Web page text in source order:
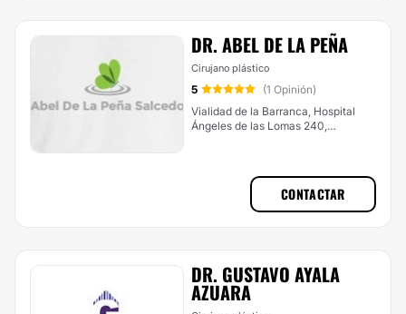
DR. ABEL DE LA PEÑA
Cirujano plástico
5
(1 Opinión)
Vialidad de la Barranca, Hospital
Ángeles de las Lomas 240,
CONTACTAR
DR. GUSTAVO AYALA
AZUARA